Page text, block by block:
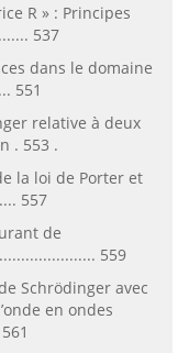
R » : Principes
537
dans le domaine
551
relative à deux
. 553 .
la loi de Porter et
557
de
559
Schrödinger avec
en ondes